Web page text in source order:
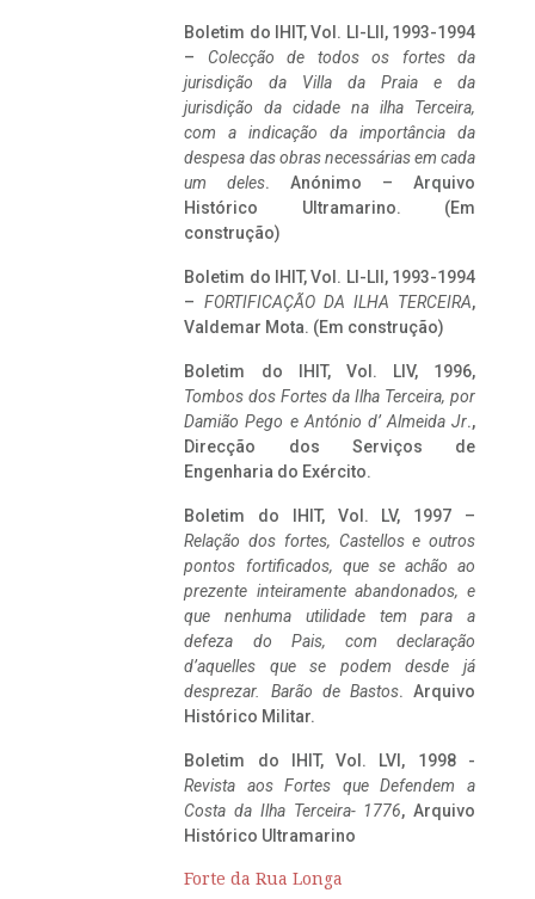
Boletim do IHIT, Vol. LI-LII, 1993-1994
– Colecção de todos os fortes da
jurisdição da Villa da Praia e da
jurisdição da cidade na ilha Terceira,
com a indicação da importância da
despesa das obras necessárias em cada
um deles. Anónimo – Arquivo
Histórico Ultramarino. (Em
construção)
Boletim do IHIT, Vol. LI-LII, 1993-1994
– FORTIFICAÇÃO DA ILHA TERCEIRA,
Valdemar Mota. (Em construção)
Boletim do IHIT, Vol. LIV, 1996,
Tombos dos Fortes da Ilha Terceira, por
Damião Pego e António d’ Almeida Jr.,
Direcção dos Serviços de
Engenharia do Exército.
Boletim do IHIT, Vol. LV, 1997 –
Relação dos fortes, Castellos e outros
pontos fortificados, que se achão ao
prezente inteiramente abandonados, e
que nenhuma utilidade tem para a
defeza do Pais, com declaração
d’aquelles que se podem desde já
desprezar. Barão de Bastos. Arquivo
Histórico Militar.
Boletim do IHIT, Vol. LVI, 1998 -
Revista aos Fortes que Defendem a
Costa da Ilha Terceira- 1776, Arquivo
Histórico Ultramarino
Forte da Rua Longa